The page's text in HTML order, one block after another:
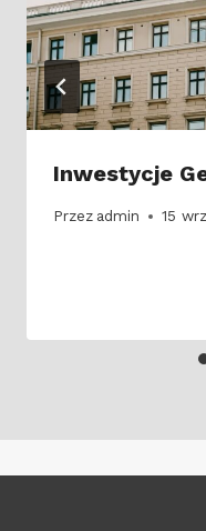
Inwestycje
Przez admin 15